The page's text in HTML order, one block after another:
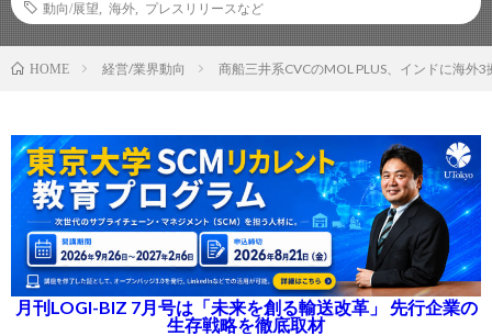
動向/展望
海外 プレスリリースなど
HOME 経営/業界動向 商船三井系CVCのMOL PLUS、インドに海外
月刊LOGI-BIZ 7月号は「未来を創る輸送改革」 先行企業の
生存戦略を徹底取材